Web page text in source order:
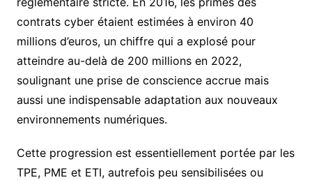
contrats cyber étaient estimées à environ 40
millions d’euros, un chiffre qui a explosé pour
atteindre au-delà de 200 millions en 2022,
soulignant une prise de conscience accrue mais
aussi une indispensable adaptation aux nouveaux
environnements numériques.
Cette progression est essentiellement portée par les
TPE, PME et ETI, autrefois peu sensibilisées ou